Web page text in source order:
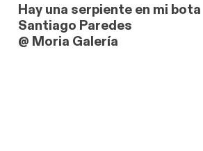
Hay una serpiente en mi bota
Santiago Paredes
@ Moria Galería